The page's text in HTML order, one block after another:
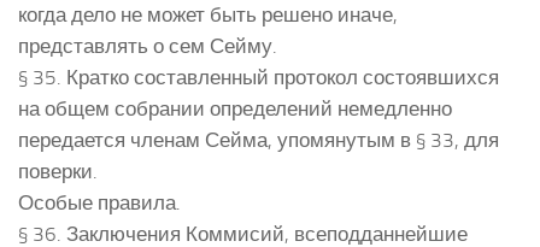
когда дело не может быть решено иначе,
представлять о сем Сейму.
§ 35. Кратко составленный протокол состоявшихся
на общем собрании определений немедленно
передается членам Сейма, упомянутым в § 33, для
поверки.
Особые правила.
§ 36. Заключения Коммисий, всеподданнейшие